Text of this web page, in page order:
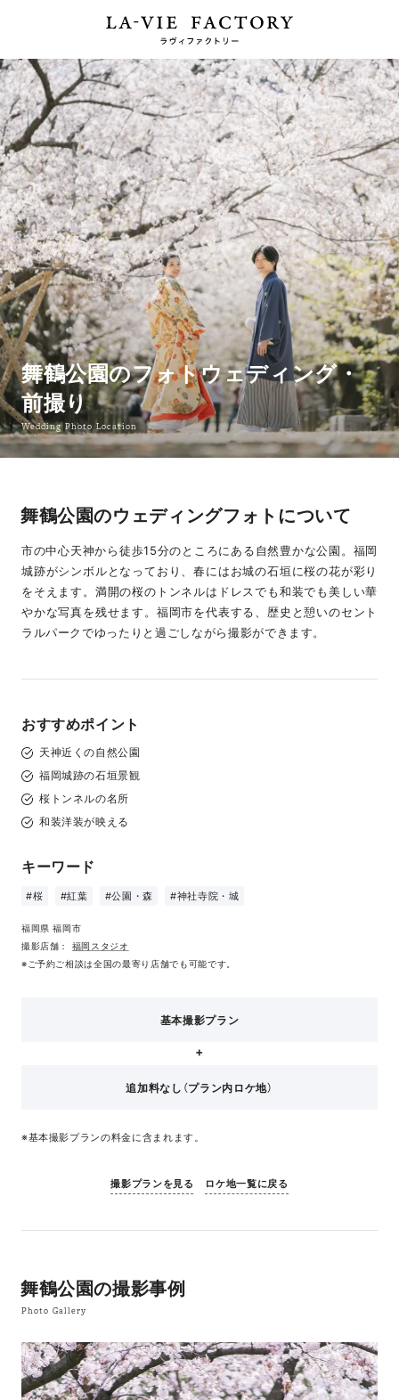
舞鶴公園のフォトウェディング・
前撮り
Wedding Photo Location
舞鶴公園のウェディングフォトについて
市の中心天神から徒歩15分のところにある自然豊かな公園。福岡
城跡がシンボルとなっており、春にはお城の石垣に桜の花が彩り
をそえます。満開の桜のトンネルはドレスでも和装でも美しい華
やかな写真を残せます。福岡市を代表する、歴史と憩いのセント
ラルパークでゆったりと過ごしながら撮影ができます。
おすすめポイント
天神近くの自然公園
福岡城跡の石垣景観
桜トンネルの名所
和装洋装が映える
キーワード
#桜 #紅葉 #公園・森 #神社寺院・城
福岡県 福岡市
撮影店舗： 福岡スタジオ
※ご予約ご相談は全国の最寄り店舗でも可能です。
基本撮影プラン
追加料なし（プラン内ロケ地）
※基本撮影プランの料金に含まれます。
撮影プランを見る ロケ地一覧に戻る
舞鶴公園の撮影事例
Photo Gallery